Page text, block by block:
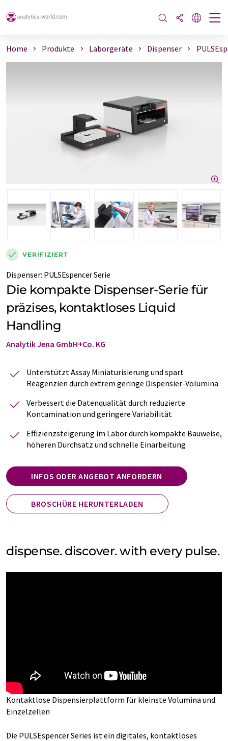
Home Produkte Laborgeräte Dispenser
VERIFIZIERT
Dispenser: PULSEspencer Serie
Die kompakte Dispenser-Serie für
präzises, kontaktloses Liquid
Handling
Analytik Jena GmbH+Co. KG
Unterstützt Assay Miniaturisierung und spart
Reagenzien durch extrem geringe Dispensier-Volumina
Verbessert die Datenqualität durch reduzierte
Kontamination und geringere Variabilität
Effizienzsteigerung im Labor durch kompakte Bauweise,
höheren Durchsatz und schnelle Einarbeitung
INFOS ODER ANGEBOT ANFORDERN
BROSCHÜRE HERUNTERLADEN
dispense. discover. with every pulse.
Kontaktlose Dispensierplattform für kleinste Volumina und
Einzelzellen
Die PULSEspencer Series ist ein digitales, kontaktloses